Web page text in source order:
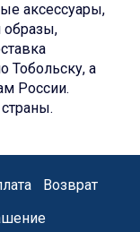
аксессуары,
образы,
Тобольску, а
России.
Возврат